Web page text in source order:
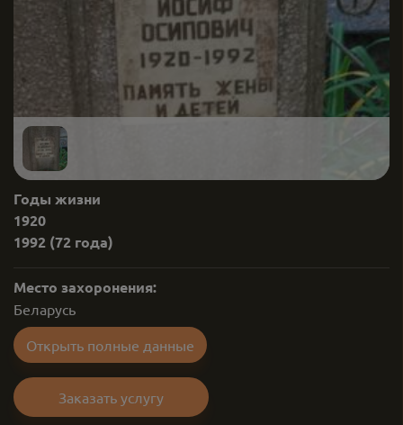
Годы жизни
1920
1992 (72 года)
Место захоронения:
Беларусь
Открыть полные данные
Заказать услугу